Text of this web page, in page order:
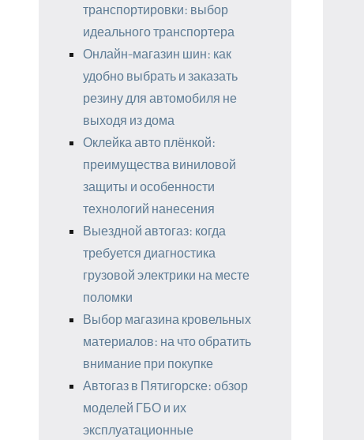
транспортировки: выбор
идеального транспортера
Онлайн-магазин шин: как
удобно выбрать и заказать
резину для автомобиля не
выходя из дома
Оклейка авто плёнкой:
преимущества виниловой
защиты и особенности
технологий нанесения
Выездной автогаз: когда
требуется диагностика
грузовой электрики на месте
поломки
Выбор магазина кровельных
материалов: на что обратить
внимание при покупке
Автогаз в Пятигорске: обзор
моделей ГБО и их
эксплуатационные